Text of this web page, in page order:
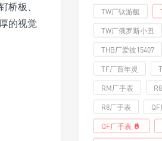
桥板、
的视觉
TW厂钛游艇
TW厂俄罗斯小丑
THB厂爱彼15407
TF厂百年灵
RM厂手表
R8厂手表
QF厂手表